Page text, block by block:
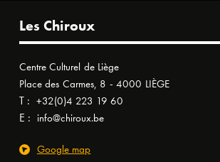
Les Chiroux
Centre Culturel de Liège
Place des Carmes, 8 - 4000 LIÈGE
T : +32(0)4 223 19 60
E : info@chiroux.be
Google map